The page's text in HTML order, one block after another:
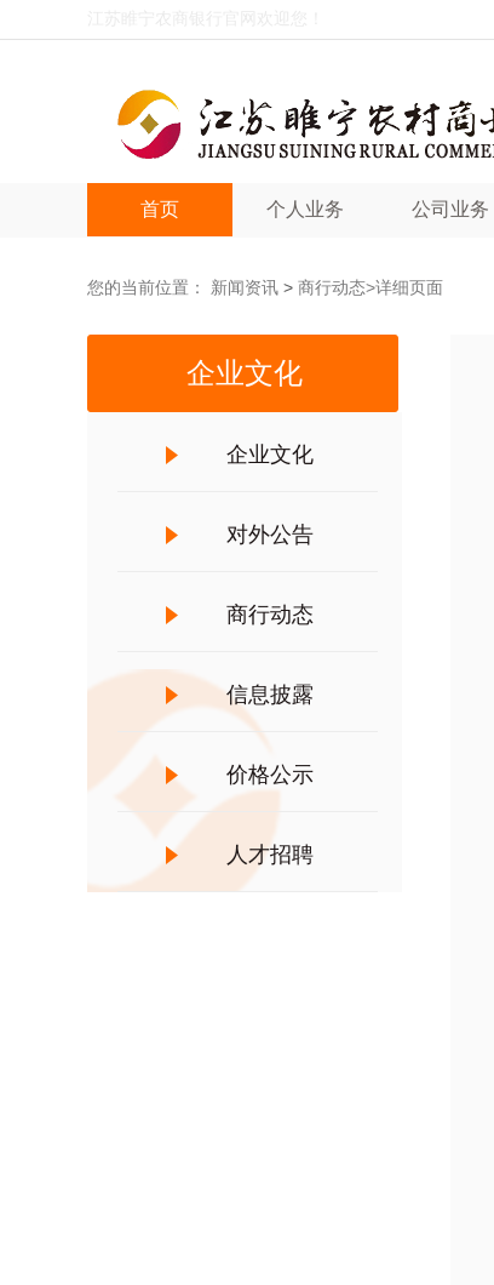
首页 个人业务 公司业务
企业文化
企业文化
对外公告
商行动态
信息披露
价格公示
人才招聘
您的当前位置： 新闻资讯 > 商行动态>详细页面